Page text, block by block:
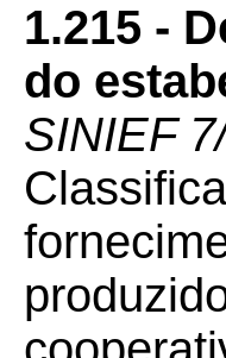
1.215 -
do
SINIEF